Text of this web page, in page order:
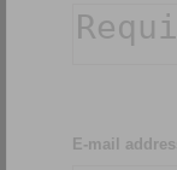
E-mail